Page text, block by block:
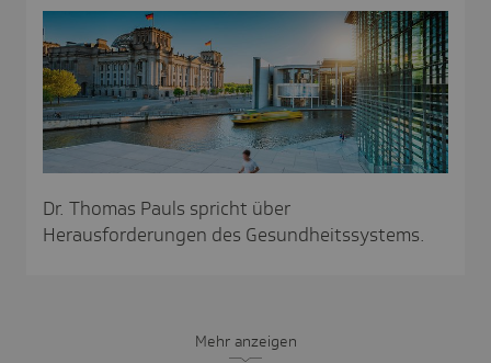
Dr. Thomas Pauls spricht über
Herausforderungen des Gesundheitssystems.
Mehr anzeigen